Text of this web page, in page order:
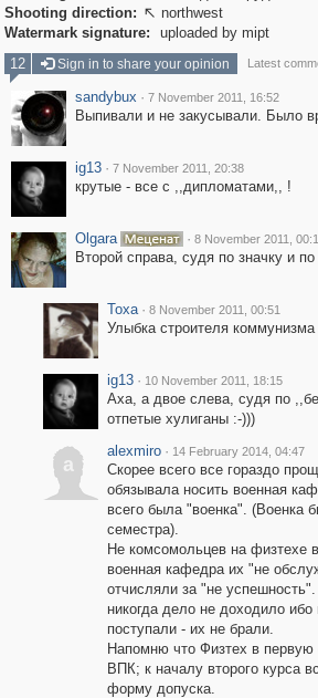
Shooting direction:  northwest
Watermark signature:
uploaded by mipt
12
Sign in to share your opinion Latest
sandybux · 7 November 2011, 16:52
Выпивали и не закусывали. Было
ig13 · 7 November 2011, 20:38
крутые - все с ,,дипломатами,, !
Olgara · 8 November 2011,
Второй справа, судя по значку и
Toxa · 8 November 2011, 00:51
Улыбка строителя
ig13 · 10 November 2011, 18:15
Аха, а двое слева, судя по
отпетые хулиганы :-)))
a
alexmiro · 14 February 2014, 04:47
Скорее всего все гораздо
обязывала носить военная
всего была "военка". (Военка
семестра).
Не комсомольцев на физтехе
военная кафедра их "не
отчисляли за "не
никогда дело не доходило
поступали - их не брали.
Напомню что Физтех в первую
ВПК; к началу второго курса
форму допуска.